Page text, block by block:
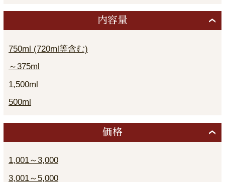
内容量
750ml (720ml等含む)
～375ml
1,500ml
500ml
価格
1,001～3,000
3,001～5,000